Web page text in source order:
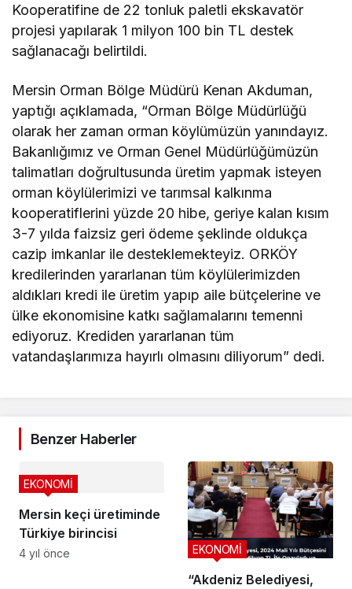
Kooperatifine de 22 tonluk paletli ekskavatör
projesi yapılarak 1 milyon 100 bin TL destek
sağlanacağı belirtildi.
Mersin Orman Bölge Müdürü Kenan Akduman,
yaptığı açıklamada, “Orman Bölge Müdürlüğü
olarak her zaman orman köylümüzün yanındayız.
Bakanlığımız ve Orman Genel Müdürlüğümüzün
talimatları doğrultusunda üretim yapmak isteyen
orman köylülerimizi ve tarımsal kalkınma
kooperatiflerini yüzde 20 hibe, geriye kalan kısım
3-7 yılda faizsiz geri ödeme şeklinde oldukça
cazip imkanlar ile desteklemekteyiz. ORKÖY
kredilerinden yararlanan tüm köylülerimizden
aldıkları kredi ile üretim yapıp aile bütçelerine ve
ülke ekonomisine katkı sağlamalarını temenni
ediyoruz. Krediden yararlanan tüm
vatandaşlarımıza hayırlı olmasını diliyorum” dedi.
Benzer Haberler
Mersin keçi üretiminde
Türkiye birincisi
EKONOMİ
4 yıl önce
“Akdeniz Belediyesi,
EKONOMİ